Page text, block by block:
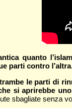
quanto
parti contro l’altra.
le parti di
si aprirebbe
sbagliate senza